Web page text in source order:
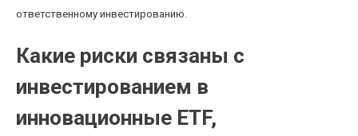
ответственному инвестированию.
Какие риски связаны с
инвестированием в
инновационные ETF,